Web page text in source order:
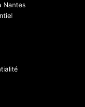
Nantes